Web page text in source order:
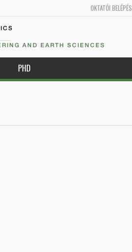
OKTATÓI BELÉPÉS
AND EARTH SCIENCES
PHD